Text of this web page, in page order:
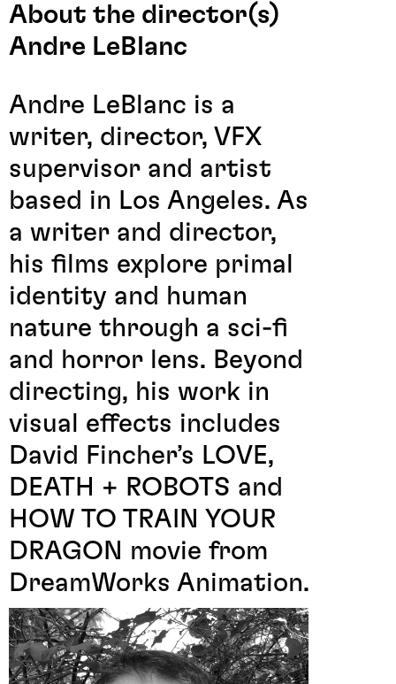
About the director(s)
Andre LeBlanc
Andre LeBlanc is a
writer, director, VFX
supervisor and artist
based in Los Angeles. As
a writer and director,
his films explore primal
identity and human
nature through a sci-fi
and horror lens. Beyond
directing, his work in
visual effects includes
David Fincher’s LOVE,
DEATH + ROBOTS and
HOW TO TRAIN YOUR
DRAGON movie from
DreamWorks Animation.